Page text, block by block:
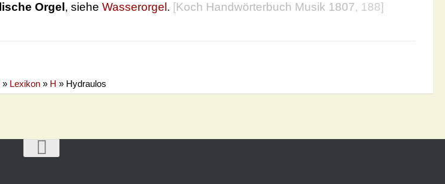
Orgel , siehe Wasserorgel . [Koch Handwörterbuch Musik 1807, 188]
» Lexikon» H » Hydraulos